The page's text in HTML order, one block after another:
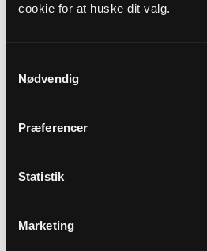
cookie for at huske dit valg.
Nødvendig
Præferencer
Statistik
Marketing
Sikker henvendelse
Eller til:
Dog skal eventuelle
Hjemmeside: